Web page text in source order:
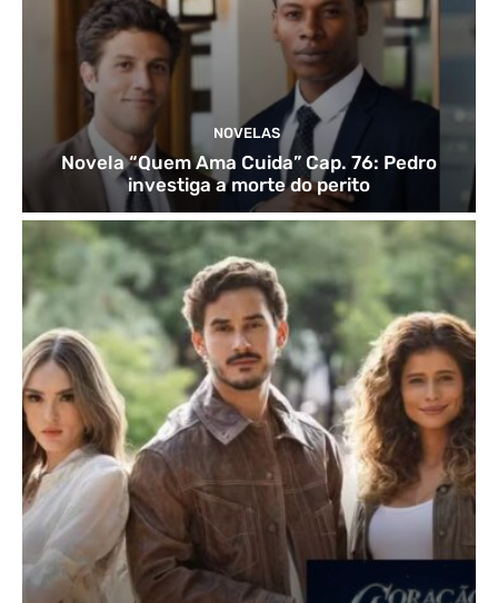
NOVELAS
Novela “Quem Ama Cuida” Cap. 76: Pedro
investiga a morte do perito